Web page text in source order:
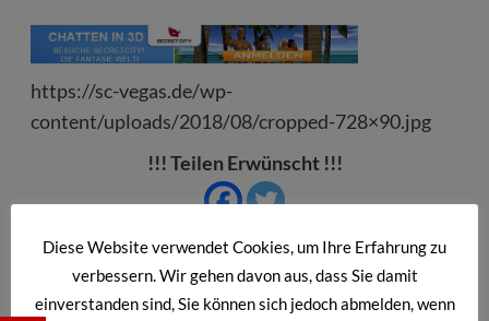
https://sc-vegas.de/wp-
content/uploads/2018/08/cropped-728×90.jpg
!!! Teilen Erwünscht !!!
Beitragsnavigation
Zurück:
cropped-728×90.jpg
Diese Website verwendet Cookies, um Ihre Erfahrung zu
verbessern. Wir gehen davon aus, dass Sie damit
einverstanden sind, Sie können sich jedoch abmelden, wenn